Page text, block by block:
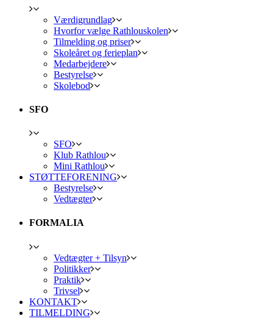
Værdigrundlag
Hvorfor vælge Rathlouskolen
Tilmelding og priser
Skoleåret og ferieplan
Medarbejdere
Bestyrelse
Skolebod
SFO
SFO
Klub Rathlou
Mini Rathlou
STØTTEFORENING
Bestyrelse
Vedtægter
FORMALIA
Vedtægter + Tilsyn
Politikker
Praktik
Trivsel
KONTAKT
TILMELDING